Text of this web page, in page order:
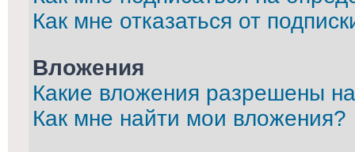
Как мне отказаться от
Вложения
Какие вложения разрешены
Как мне найти мои вложения?